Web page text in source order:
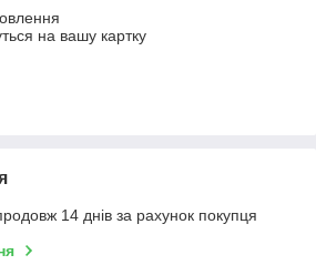
на вашу картку
14 днів за рахунок покупця